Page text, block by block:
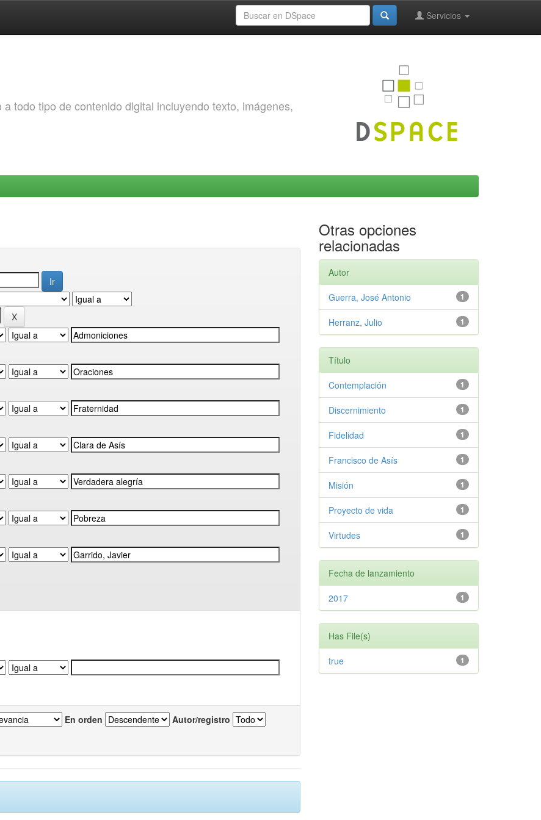
Servicios
todo tipo de contenido digital incluyendo texto, imágenes,
En orden Autor/registro
Otras opciones
relacionadas
Autor
1
Guerra, José Antonio
1
Herranz, Julio
Título
1
Contemplación
1
Discernimiento
1
Fidelidad
1
Francisco de Asís
1
Misión
1
Proyecto de vida
1
Virtudes
Fecha de lanzamiento
1
2017
Has File(s)
1
true